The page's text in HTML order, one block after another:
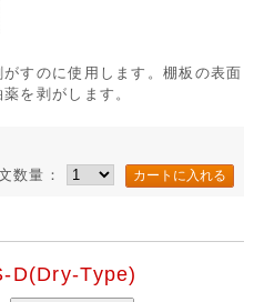
すのに使用します。棚板の表面
を剥がします。
数量：
D(Dry-Type)